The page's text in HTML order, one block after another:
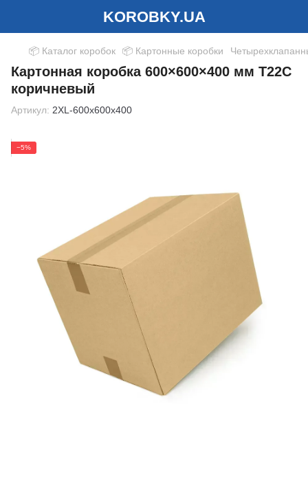
KOROBKY.UA
📦 Каталог коробок 📦 Картонные коробки
Картонная коробка 600×600×400 мм Т22С
коричневый
Артикул: 2XL-600x600x400
−5%